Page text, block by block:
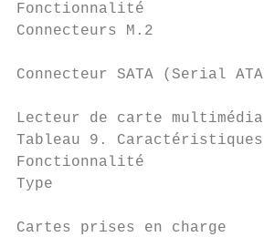
Fonctionnalité
Connecteurs M.2
Connecteur SATA
Lecteur de carte multimédia
Tableau 9.
Fonctionnalité
Type
Cartes prises en charge